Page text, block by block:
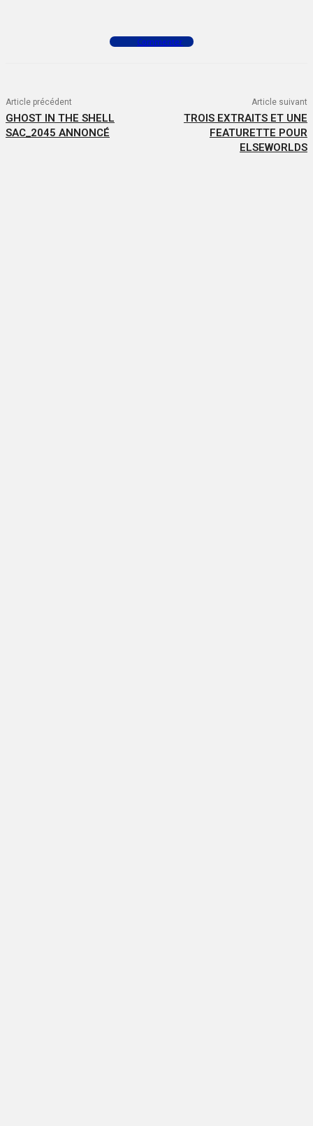
Commenter
Article précédent
GHOST IN THE SHELL
SAC_2045 ANNONCÉ
Article suivant
TROIS EXTRAITS ET UNE
FEATURETTE POUR
ELSEWORLDS